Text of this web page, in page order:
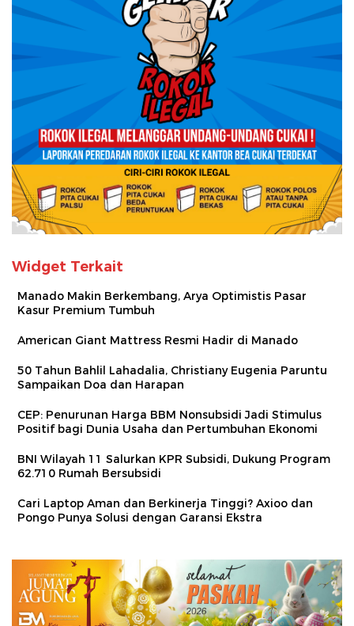
Widget Terkait
Manado Makin Berkembang, Arya Optimistis Pasar
Kasur Premium Tumbuh
American Giant Mattress Resmi Hadir di Manado
50 Tahun Bahlil Lahadalia, Christiany Eugenia Paruntu
Sampaikan Doa dan Harapan
CEP: Penurunan Harga BBM Nonsubsidi Jadi Stimulus
Positif bagi Dunia Usaha dan Pertumbuhan Ekonomi
BNI Wilayah 11 Salurkan KPR Subsidi, Dukung Program
62.710 Rumah Bersubsidi
Cari Laptop Aman dan Berkinerja Tinggi? Axioo dan
Pongo Punya Solusi dengan Garansi Ekstra